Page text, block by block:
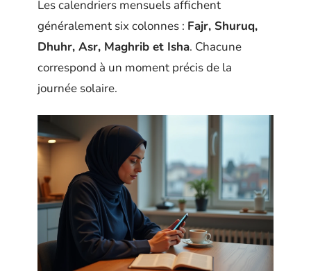
Les calendriers mensuels affichent
généralement six colonnes : Fajr, Shuruq,
Dhuhr, Asr, Maghrib et Isha. Chacune
correspond à un moment précis de la
journée solaire.